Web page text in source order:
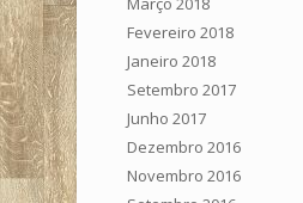
Fevereiro 2018
Janeiro 2018
Setembro 2017
Junho 2017
Dezembro 2016
Novembro 2016